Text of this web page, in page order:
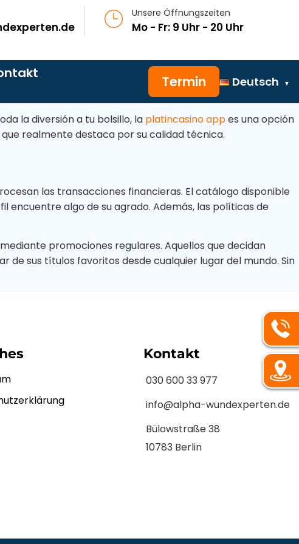
Unsere Öffnungszeiten
Mo - Fr: 9 Uhr - 20 Uhr
Oder Jetzt anrufen
030 / 600 33 977
Termin Deutsch
la diversión a tu bolsillo, la platincasino appes una opción
realmente destaca por su calidad técnica.
las transacciones financieras. El catálogo disponible
encuentre algo de su agrado. Además, las políticas de
promociones regulares. Aquellos que decidan
sus títulos favoritos desde cualquier lugar del mundo. Sin
Kontakt
030 600 33 977
info@alpha-wundexperten.de
Bülowstraße 38
10783 Berlin